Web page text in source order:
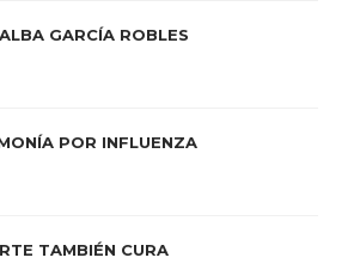
GARCÍA ROBLES
POR INFLUENZA
TAMBIÉN CURA